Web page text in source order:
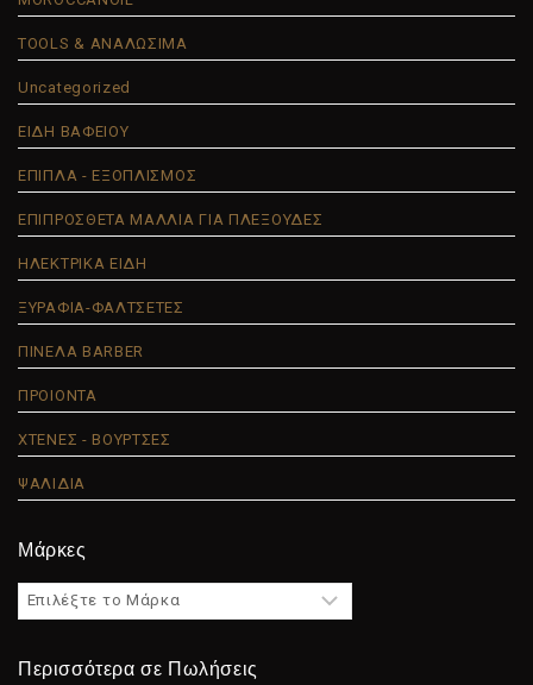
TOOLS & ΑΝΑΛΩΣΙΜΑ
Uncategorized
ΕΙΔΗ ΒΑΦΕΙΟΥ
ΕΠΙΠΛΑ - ΕΞΟΠΛΙΣΜΟΣ
ΕΠΙΠΡΟΣΘΕΤΑ ΜΑΛΛΙΑ ΓΙΑ ΠΛΕΞΟΥΔΕΣ
ΗΛΕΚΤΡΙΚΑ ΕΙΔΗ
ΞΥΡΑΦΙΑ-ΦΑΛΤΣΕΤΕΣ
ΠΙΝΕΛΑ BARBER
ΠΡΟΙΟΝΤΑ
ΧΤΕΝΕΣ - ΒΟΥΡΤΣΕΣ
ΨΑΛΙΔΙΑ
Μάρκες
Περισσότερα σε Πωλήσεις